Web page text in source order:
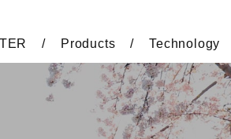
Products Technology